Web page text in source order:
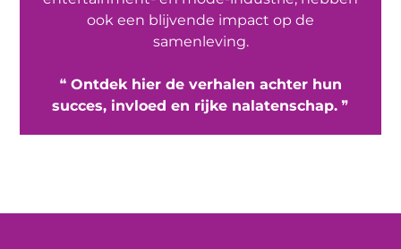
ook een blijvende impact op de
samenleving.
❝ Ontdek hier de verhalen achter hun
succes, invloed en rijke nalatenschap. ❞